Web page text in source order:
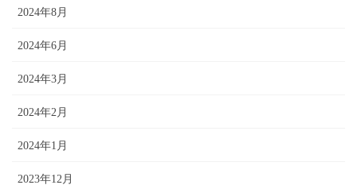
2024年8月
2024年6月
2024年3月
2024年2月
2024年1月
2023年12月